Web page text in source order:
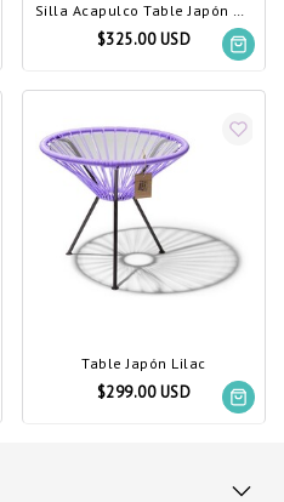
Silla Acapulco Table Japón XL White
$325.00 USD
Table Japón Lilac
$299.00 USD